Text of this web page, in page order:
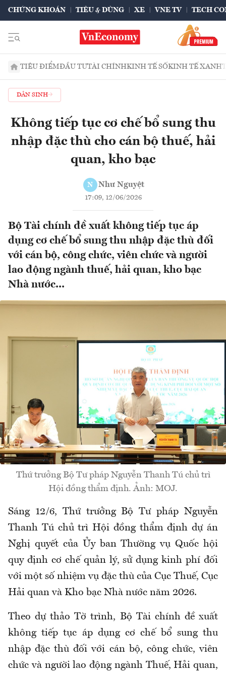
CHỨNG KHOÁN TIÊU & DÙNG XE VNE TV TECH
TIÊU ĐIỂMĐẦU TƯTÀI CHÍNHKINH TẾ SỐKINH TẾ XANH
DÂN SINH
Không tiếp tục cơ chế bổ sung thu
nhập đặc thù cho cán bộ thuế, hải
quan, kho bạc
N Như Nguyệt
17:09, 12/06/2026
Bộ Tài chính đề xuất không tiếp tục áp
dụng cơ chế bổ sung thu nhập đặc thù đối
với cán bộ, công chức, viên chức và người
lao động ngành thuế, hải quan, kho bạc
Nhà nước...
Thứ trưởng Bộ Tư pháp Nguyễn Thanh Tú chủ trì
Hội đồng thẩm định. Ảnh: MOJ.
Sáng 12/6, Thứ trưởng Bộ Tư pháp Nguyễn
Thanh Tú chủ trì Hội đồng thẩm định dự án
Nghị quyết của Ủy ban Thường vụ Quốc hội
quy định cơ chế quản lý, sử dụng kinh phí đối
với một số nhiệm vụ đặc thù của Cục Thuế, Cục
Hải quan và Kho bạc Nhà nước năm 2026.
Theo dự thảo Tờ trình, Bộ Tài chính đề xuất
không tiếp tục áp dụng cơ chế bổ sung thu
nhập đặc thù đối với cán bộ, công chức, viên
chức và người lao động ngành Thuế, Hải quan,